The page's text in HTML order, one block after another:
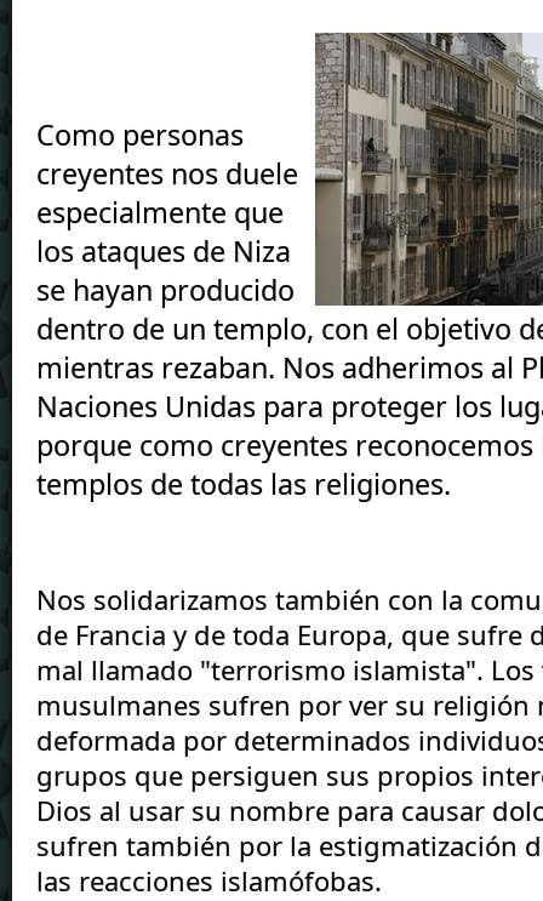
Como personas
creyentes nos duele
especialmente que
los ataques de Niza
se hayan producido
dentro de un templo, con el objetivo
mientras rezaban. Nos adherimos al
Naciones Unidas para proteger los
porque como creyentes
templos de todas las religiones.
Nos solidarizamos también con la
de Francia y de toda Europa, que sufre
mal llamado "terrorismo islamista". Los
musulmanes sufren por ver su religión
deformada por determinados
grupos que persiguen sus propios
Dios al usar su nombre para causar
sufren también por la estigmatización
las reacciones islamófobas.